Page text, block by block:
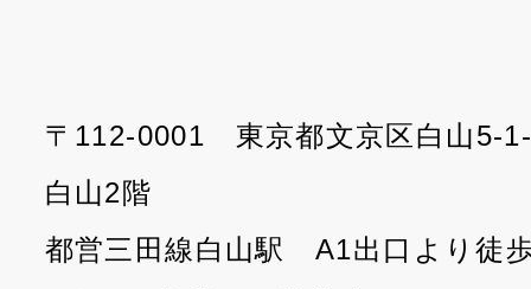
〒112-0001 東京都文京区白山5-
白山2階
都営三田線白山駅 A1出口より徒